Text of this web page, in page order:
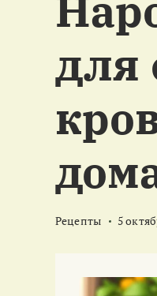
для
Рецепты 5